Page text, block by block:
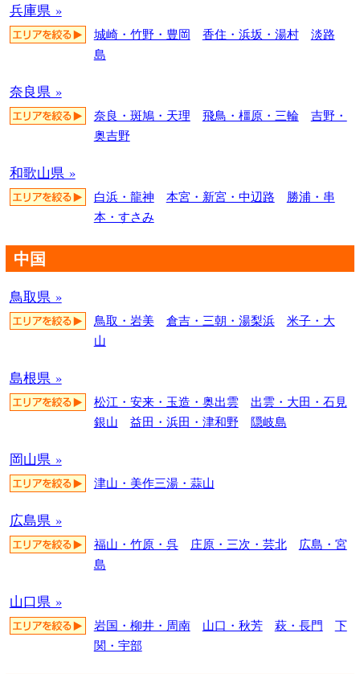
兵庫県 »
城崎・竹野・豊岡 香住・浜坂・湯村
淡路
島
奈良県 »
奈良・斑鳩・天理 飛鳥・橿原・三輪
吉野・
奥吉野
和歌山県 »
白浜・龍神 本宮・新宮・中辺路
勝浦・串
本・すさみ
中国
鳥取県 »
鳥取・岩美 倉吉・三朝・湯梨浜
米子・大
山
島根県 »
松江・安来・玉造・奥出雲
出雲・大田・石見
銀山
益田・浜田・津和野 隠岐島
岡山県 »
津山・美作三湯・蒜山
広島県 »
福山・竹原・呉 庄原・三次・芸北
広島・宮
島
山口県 »
岩国・柳井・周南 山口・秋芳 萩・長門
下
関・宇部